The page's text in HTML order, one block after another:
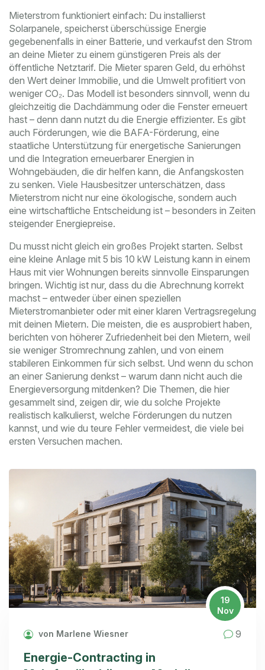
Mieterstrom funktioniert einfach: Du installierst
Solarpanele, speicherst überschüssige Energie
gegebenenfalls in einer Batterie, und verkaufst den Strom
an deine Mieter zu einem günstigeren Preis als der
öffentliche Netztarif. Die Mieter sparen Geld, du erhöhst
den Wert deiner Immobilie, und die Umwelt profitiert von
weniger CO₂. Das Modell ist besonders sinnvoll, wenn du
gleichzeitig die Dachdämmung oder die Fenster erneuert
hast – denn dann nutzt du die Energie effizienter. Es gibt
auch Förderungen, wie die BAFA-Förderung, eine
staatliche Unterstützung für energetische Sanierungen
und die Integration erneuerbarer Energien in
Wohngebäuden, die dir helfen kann, die Anfangskosten
zu senken. Viele Hausbesitzer unterschätzen, dass
Mieterstrom nicht nur eine ökologische, sondern auch
eine wirtschaftliche Entscheidung ist – besonders in Zeiten
steigender Energiepreise.
Du musst nicht gleich ein großes Projekt starten. Selbst
eine kleine Anlage mit 5 bis 10 kW Leistung kann in einem
Haus mit vier Wohnungen bereits sinnvolle Einsparungen
bringen. Wichtig ist nur, dass du die Abrechnung korrekt
machst – entweder über einen speziellen
Mieterstromanbieter oder mit einer klaren Vertragsregelung
mit deinen Mietern. Die meisten, die es ausprobiert haben,
berichten von höherer Zufriedenheit bei den Mietern, weil
sie weniger Stromrechnung zahlen, und von einem
stabileren Einkommen für sich selbst. Und wenn du schon
an einer Sanierung denkst – warum dann nicht auch die
Energieversorgung mitdenken? Die Themen, die hier
gesammelt sind, zeigen dir, wie du solche Projekte
realistisch kalkulierst, welche Förderungen du nutzen
kannst, und wie du teure Fehler vermeidest, die viele bei
ersten Versuchen machen.
19
Nov
von Marlene Wiesner 9
Energie-Contracting in